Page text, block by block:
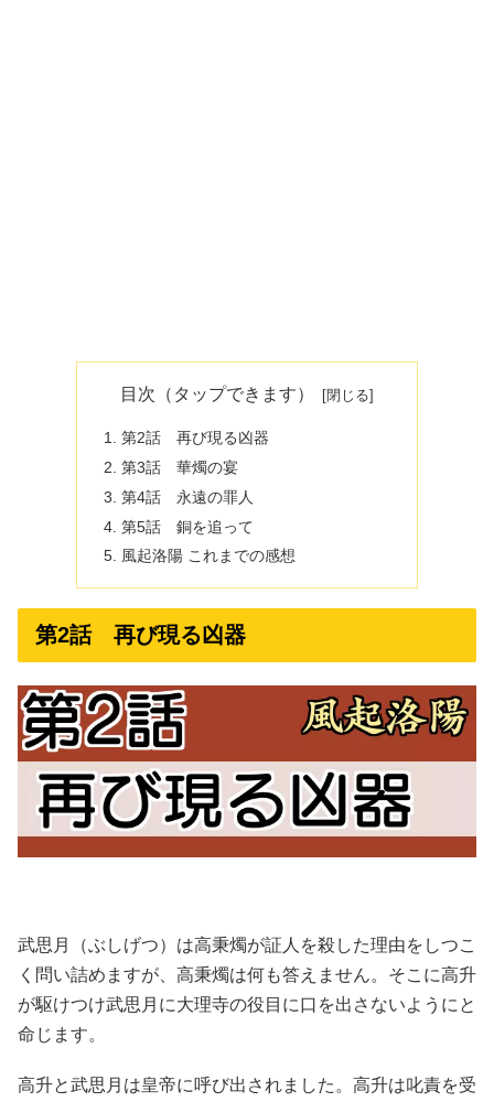
目次（タップできます）
第2話 再び現る凶器
第3話 華燭の宴
第4話 永遠の罪人
第5話 銅を追って
風起洛陽 これまでの感想
第2話 再び現る凶器
武思月（ぶしげつ）は高秉燭が証人を殺した理由をしつこ
く問い詰めますが、高秉燭は何も答えません。そこに高升
が駆けつけ武思月に大理寺の役目に口を出さないようにと
命じます。
高升と武思月は皇帝に呼び出されました。高升は叱責を受